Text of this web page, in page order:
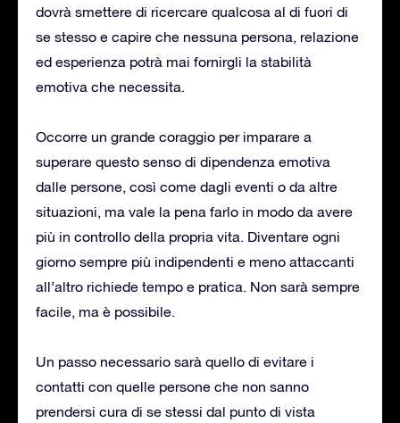
dovrà smettere di ricercare qualcosa al di fuori di
se stesso e capire che nessuna persona, relazione
ed esperienza potrà mai fornirgli la stabilità
emotiva che necessita.
Occorre un grande coraggio per imparare a
superare questo senso di dipendenza emotiva
dalle persone, così come dagli eventi o da altre
situazioni, ma vale la pena farlo in modo da avere
più in controllo della propria vita. Diventare ogni
giorno sempre più indipendenti e meno attaccanti
all’altro richiede tempo e pratica. Non sarà sempre
facile, ma è possibile.
Un passo necessario sarà quello di evitare i
contatti con quelle persone che non sanno
prendersi cura di se stessi dal punto di vista